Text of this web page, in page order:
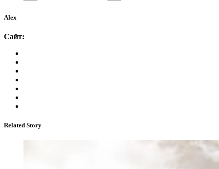
Alex
Сайт:
Related Story